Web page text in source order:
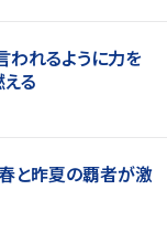
われるように力を
る
と昨夏の覇者が激